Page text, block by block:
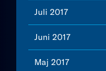
Juli 2017
Juni 2017
Maj 2017